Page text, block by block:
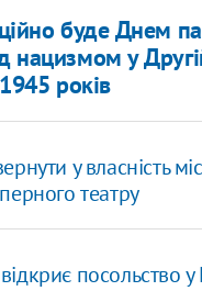
буде Днем
нацизмом у
років
у власність
театру
посольство